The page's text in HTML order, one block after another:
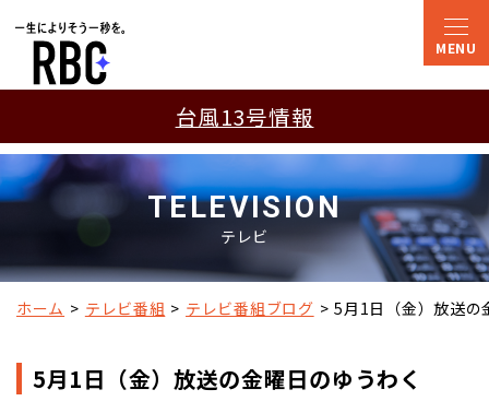
台風13号情報
TELEVISION
テレビ
ホーム テレビ番組 テレビ番組ブログ 5月1日（金）放送の
5月1日（金）放送の金曜日のゆうわく